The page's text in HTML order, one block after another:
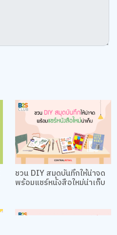
ชวน DIY สมุดบันทึกให้น่าจด
พร้อมแชร์หนังสือใหม่น่าเก็บ